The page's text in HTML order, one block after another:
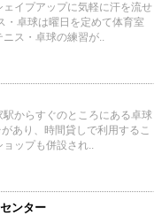
イプアップに気軽に汗を流せ
・卓球は曜日を定めて体育室
ス・卓球の練習が..
からすぐのところにある卓球
あり、時間貸しで利用するこ
ョップも併設され..
ンター